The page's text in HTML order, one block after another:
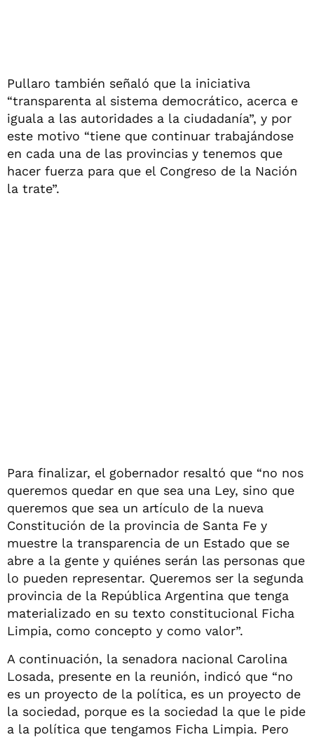
Pullaro también señaló que la iniciativa
“transparenta al sistema democrático, acerca e
iguala a las autoridades a la ciudadanía”, y por
este motivo “tiene que continuar trabajándose
en cada una de las provincias y tenemos que
hacer fuerza para que el Congreso de la Nación
la trate”.
Para finalizar, el gobernador resaltó que “no nos
queremos quedar en que sea una Ley, sino que
queremos que sea un artículo de la nueva
Constitución de la provincia de Santa Fe y
muestre la transparencia de un Estado que se
abre a la gente y quiénes serán las personas que
lo pueden representar. Queremos ser la segunda
provincia de la República Argentina que tenga
materializado en su texto constitucional Ficha
Limpia, como concepto y como valor”.
A continuación, la senadora nacional Carolina
Losada, presente en la reunión, indicó que “no
es un proyecto de la política, es un proyecto de
la sociedad, porque es la sociedad la que le pide
a la política que tengamos Ficha Limpia. Pero